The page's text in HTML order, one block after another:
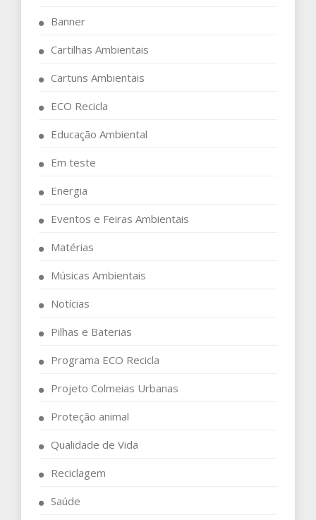
Banner
Cartilhas Ambientais
Cartuns Ambientais
ECO Recicla
Educação Ambiental
Em teste
Energia
Eventos e Feiras Ambientais
Matérias
Músicas Ambientais
Notícias
Pilhas e Baterias
Programa ECO Recicla
Projeto Colmeias Urbanas
Proteção animal
Qualidade de Vida
Reciclagem
Saúde